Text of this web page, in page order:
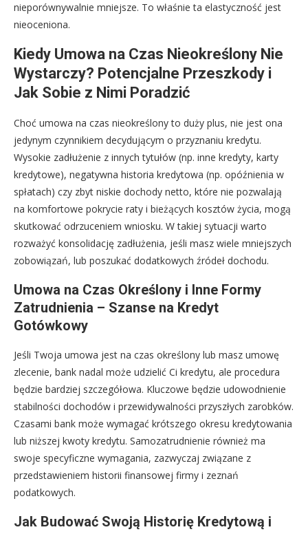
nieporównywalnie mniejsze. To właśnie ta elastyczność jest
nieoceniona.
Kiedy Umowa na Czas Nieokreślony Nie
Wystarczy? Potencjalne Przeszkody i
Jak Sobie z Nimi Poradzić
Choć umowa na czas nieokreślony to duży plus, nie jest ona
jedynym czynnikiem decydującym o przyznaniu kredytu.
Wysokie zadłużenie z innych tytułów (np. inne kredyty, karty
kredytowe), negatywna historia kredytowa (np. opóźnienia w
spłatach) czy zbyt niskie dochody netto, które nie pozwalają
na komfortowe pokrycie raty i bieżących kosztów życia, mogą
skutkować odrzuceniem wniosku. W takiej sytuacji warto
rozważyć konsolidację zadłużenia, jeśli masz wiele mniejszych
zobowiązań, lub poszukać dodatkowych źródeł dochodu.
Umowa na Czas Określony i Inne Formy
Zatrudnienia – Szanse na Kredyt
Gotówkowy
Jeśli Twoja umowa jest na czas określony lub masz umowę
zlecenie, bank nadal może udzielić Ci kredytu, ale procedura
będzie bardziej szczegółowa. Kluczowe będzie udowodnienie
stabilności dochodów i przewidywalności przyszłych zarobków.
Czasami bank może wymagać krótszego okresu kredytowania
lub niższej kwoty kredytu. Samozatrudnienie również ma
swoje specyficzne wymagania, zazwyczaj związane z
przedstawieniem historii finansowej firmy i zeznań
podatkowych.
Jak Budować Swoją Historię Kredytową i